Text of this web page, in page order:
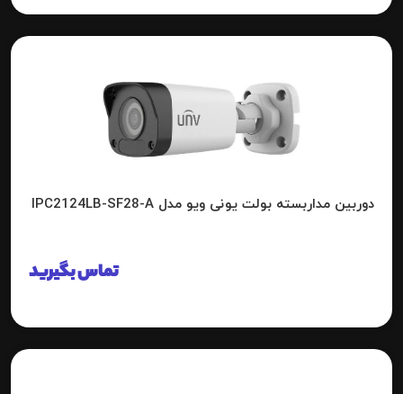
دوربین مداربسته بولت یونی ویو مدل IPC2124LB-SF28-A
تماس بگیرید